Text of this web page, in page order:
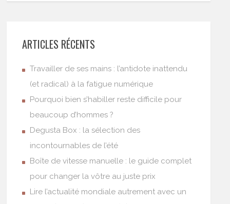
ARTICLES RÉCENTS
Travailler de ses mains : l’antidote inattendu
(et radical) à la fatigue numérique
Pourquoi bien s’habiller reste difficile pour
beaucoup d’hommes ?
Degusta Box : la sélection des
incontournables de l’été
Boîte de vitesse manuelle : le guide complet
pour changer la vôtre au juste prix
Lire l’actualité mondiale autrement avec un